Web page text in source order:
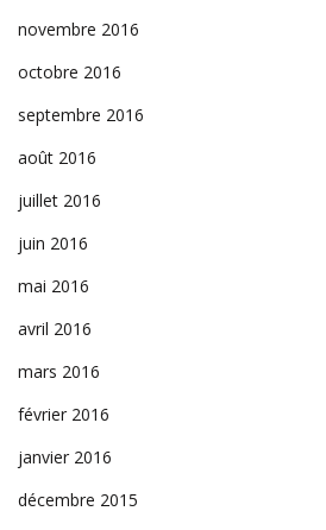
novembre 2016
octobre 2016
septembre 2016
août 2016
juillet 2016
juin 2016
mai 2016
avril 2016
mars 2016
février 2016
janvier 2016
décembre 2015